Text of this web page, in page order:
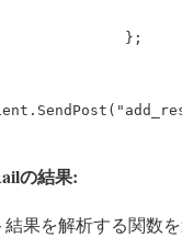
};
の結果:
結果を解析する関数